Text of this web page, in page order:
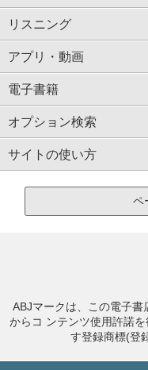
リスニング
アプリ・動画
電子書籍
オプション検索
サイトの使い方
ペ
ABJマークは、この電子
からコ ンテンツ使用許諾
す登録商標(登